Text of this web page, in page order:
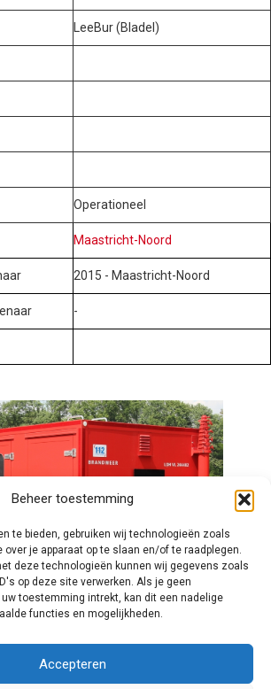
Beheer toestemming
te bieden, gebruiken wij technologieën zoals
je apparaat op te slaan en/of te raadplegen.
deze technologieën kunnen wij gegevens zoals
op deze site verwerken. Als je geen
toestemming intrekt, kan dit een nadelige
functies en mogelijkheden.
Accepteren
LeeBur (Bladel)
Operationeel
Maastricht-Noord
2015 - Maastricht-Noord
-